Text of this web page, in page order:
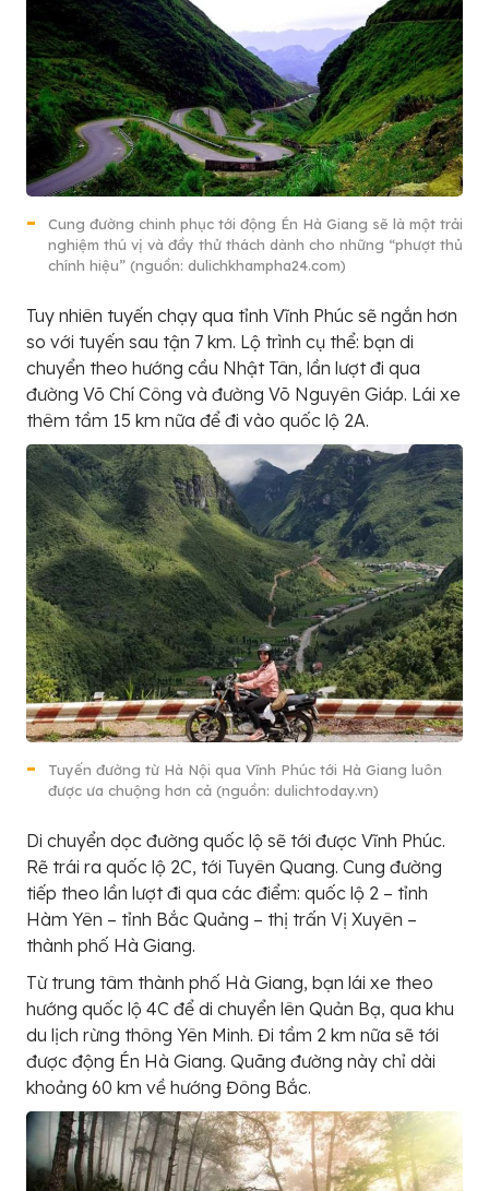
Cung đường chinh phục tới động Én Hà Giang sẽ là một trải
nghiệm thú vị và đầy thử thách dành cho những “phượt thủ
chính hiệu” (nguồn: dulichkhampha24.com)
Tuy nhiên tuyến chạy qua tỉnh Vĩnh Phúc sẽ ngắn hơn
so với tuyến sau tận 7 km. Lộ trình cụ thể: bạn di
chuyển theo hướng cầu Nhật Tân, lần lượt đi qua
đường Võ Chí Công và đường Võ Nguyên Giáp. Lái xe
thêm tầm 15 km nữa để đi vào quốc lộ 2A.
Tuyến đường từ Hà Nội qua Vĩnh Phúc tới Hà Giang luôn
được ưa chuộng hơn cả (nguồn: dulichtoday.vn)
Di chuyển dọc đường quốc lộ sẽ tới được Vĩnh Phúc.
Rẽ trái ra quốc lộ 2C, tới Tuyên Quang. Cung đường
tiếp theo lần lượt đi qua các điểm: quốc lộ 2 – tỉnh
Hàm Yên – tỉnh Bắc Quảng – thị trấn Vị Xuyên –
thành phố Hà Giang.
Từ trung tâm thành phố Hà Giang, bạn lái xe theo
hướng quốc lộ 4C để di chuyển lên Quản Bạ, qua khu
du lịch rừng thông Yên Minh. Đi tầm 2 km nữa sẽ tới
được động Én Hà Giang. Quãng đường này chỉ dài
khoảng 60 km về hướng Đông Bắc.